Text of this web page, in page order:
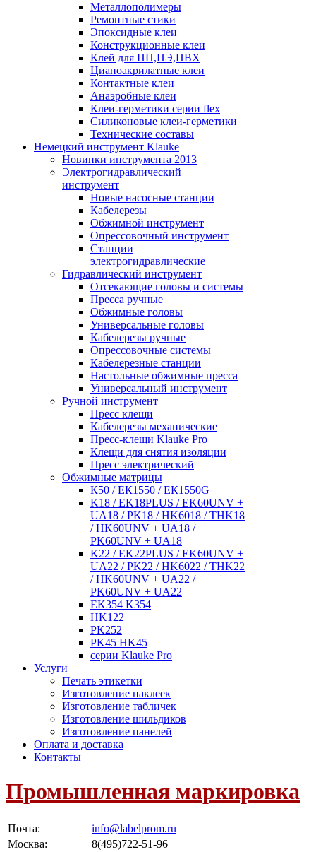
Металлополимеры
Ремонтные стики
Эпоксидные клеи
Конструкционные клеи
Клей для ПП,ПЭ,ПВХ
Цианоакрилатные клеи
Контактные клеи
Анаэробные клеи
Клеи-герметики серии flex
Силиконовые клеи-герметики
Технические составы
Немецкий инструмент Klauke
Новинки инструмента 2013
Электрогидравлический
инструмент
Новые насосные станции
Кабелерезы
Обжимной инструмент
Опрессовочный инструмент
Станции
электрогидравлические
Гидравлический инструмент
Отсекающие головы и системы
Пресса ручные
Обжимные головы
Универсальные головы
Кабелерезы ручные
Опрессовочные системы
Кабелерезные станции
Настольные обжимные пресса
Универсальный инструмент
Ручной инструмент
Пресс клещи
Кабелерезы механические
Пресс-клещи Klauke Pro
Клещи для снятия изоляции
Пресс электрический
Обжимные матрицы
К50 / ЕК1550 / ЕК1550G
K18 / EK18PLUS / EK60UNV +
UA18 / PK18 / HK6018 / THK18
/ HK60UNV + UA18 /
PK60UNV + UA18
K22 / EK22PLUS / EK60UNV +
UA22 / PK22 / HK6022 / THK22
/ HK60UNV + UA22 /
PK60UNV + UA22
EK354 K354
HK122
PK252
PK45 HK45
серии Klauke Pro
Услуги
Печать этикетки
Изготовление наклеек
Изготовление табличек
Изготовление шильдиков
Изготовление панелей
Оплата и доставка
Контакты
Промышленная маркировка
Почта:
info@labelprom.ru
Москва: 8(495)722-51-96